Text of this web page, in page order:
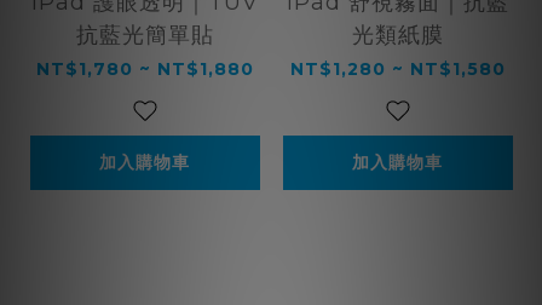
抗藍光簡單貼
NT$1,780 ~ NT$1,880
加入購物車
光類紙膜
NT$1,280 ~ NT$1,580
加入購物車